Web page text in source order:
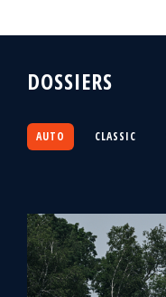
DOSSIERS
AUTO CLASSIC